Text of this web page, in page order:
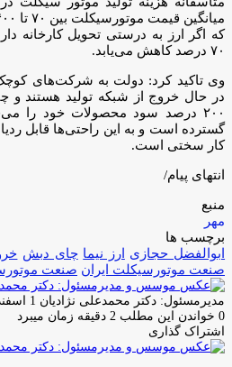
که اگر ارز به درستی تحویل کارخانه
۷۰ درصد کاهش می‌یابد.
وی تاکید کرد: دولت به شرکت‌های
در حال خروج از شبکه تولید هستند و
۲۰۰ درصد سود محصولات خود را
گسترده است و به این راحتی‌ها قابل
کار سختی است.
انتهای پیام/
منبع
مهر
برچسب ها
ابوالفضل حجازی ارز نیما چای دبش
صنعت موتورسیکلت ایران صنعت
مدیرمسئول: دکتر محمدعلی نژادیان ارسال
ایمیل
1 اسفند 1402 19:00
0 خواندن این مطلب 2 دقیقه زمان میبرد
اشتراک گذاری
فیس
توئیتر
لینکدین
واتس
تلگرام
اشتراک
چاپ